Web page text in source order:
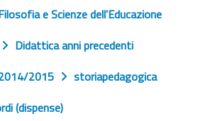
e Scienze dell'Educazione
Didattica anni precedenti
2015
storiapedagogica
(dispense)